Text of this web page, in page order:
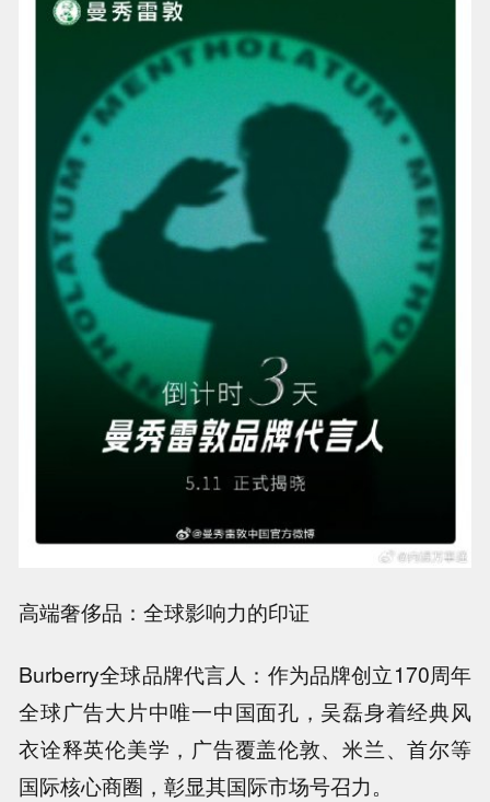
高端奢侈品：全球影响力的印证
Burberry全球品牌代言人：作为品牌创立170周年
全球广告大片中唯一中国面孔，吴磊身着经典风
衣诠释英伦美学，广告覆盖伦敦、米兰、首尔等
国际核心商圈，彰显其国际市场号召力。